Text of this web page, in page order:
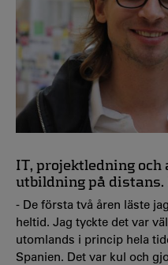
IT, projektledning
utbildning på distans.
- De första två åren läste
heltid. Jag tyckte det var
utomlands i princip hela
Spanien. Det var kul och